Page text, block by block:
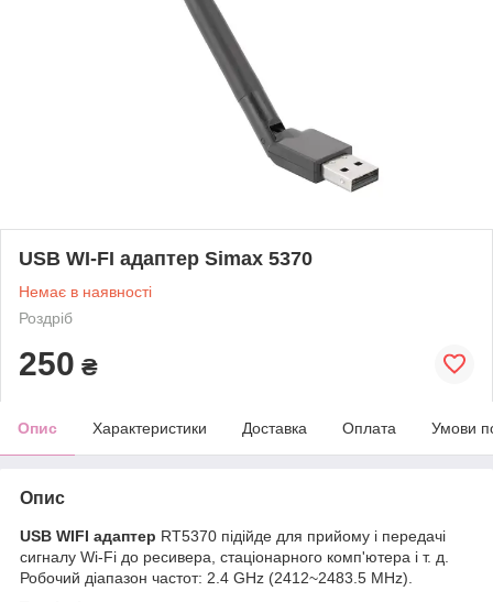
USB WI-FI адаптер Simax 5370
Немає в наявності
Роздріб
250 ₴
Опис Характеристики Доставка Оплата Умови
Опис
USB WIFI адаптер RT5370 підійде для прийому і передачі
сигналу Wi-Fi до ресивера, стаціонарного комп'ютера і т. д.
Робочий діапазон частот: 2.4 GHz (2412~2483.5 MHz).